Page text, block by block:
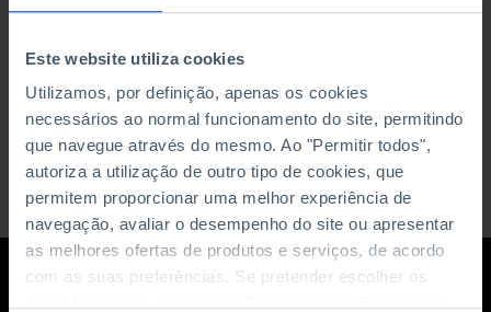
Este website utiliza cookies
Utilizamos, por definição, apenas os cookies
necessários ao normal funcionamento do site, permitindo
que navegue através do mesmo. Ao "Permitir todos",
autoriza a utilização de outro tipo de cookies, que
permitem proporcionar uma melhor experiência de
navegação, avaliar o desempenho do site ou apresentar
as melhores ofertas de produtos e serviços, de acordo
com as suas preferências. Se pretender escolher os